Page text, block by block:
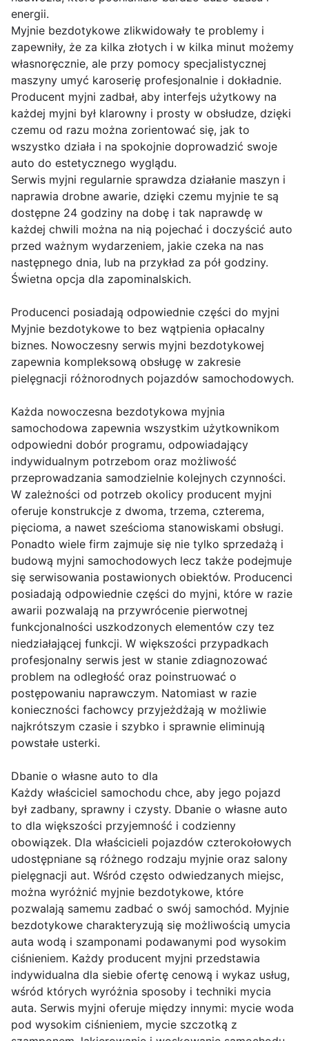
energii.
Myjnie bezdotykowe zlikwidowały te problemy i
zapewniły, że za kilka złotych i w kilka minut możemy
własnoręcznie, ale przy pomocy specjalistycznej
maszyny umyć karoserię profesjonalnie i dokładnie.
Producent myjni zadbał, aby interfejs użytkowy na
każdej myjni był klarowny i prosty w obsłudze, dzięki
czemu od razu można zorientować się, jak to
wszystko działa i na spokojnie doprowadzić swoje
auto do estetycznego wyglądu.
Serwis myjni regularnie sprawdza działanie maszyn i
naprawia drobne awarie, dzięki czemu myjnie te są
dostępne 24 godziny na dobę i tak naprawdę w
każdej chwili można na nią pojechać i doczyścić auto
przed ważnym wydarzeniem, jakie czeka na nas
następnego dnia, lub na przykład za pół godziny.
Świetna opcja dla zapominalskich.
Producenci posiadają odpowiednie części do myjni
Myjnie bezdotykowe to bez wątpienia opłacalny
biznes. Nowoczesny serwis myjni bezdotykowej
zapewnia kompleksową obsługę w zakresie
pielęgnacji różnorodnych pojazdów samochodowych.
Każda nowoczesna bezdotykowa myjnia
samochodowa zapewnia wszystkim użytkownikom
odpowiedni dobór programu, odpowiadający
indywidualnym potrzebom oraz możliwość
przeprowadzania samodzielnie kolejnych czynności.
W zależności od potrzeb okolicy producent myjni
oferuje konstrukcje z dwoma, trzema, czterema,
pięcioma, a nawet sześcioma stanowiskami obsługi.
Ponadto wiele firm zajmuje się nie tylko sprzedażą i
budową myjni samochodowych lecz także podejmuje
się serwisowania postawionych obiektów. Producenci
posiadają odpowiednie części do myjni, które w razie
awarii pozwalają na przywrócenie pierwotnej
funkcjonalności uszkodzonych elementów czy tez
niedziałającej funkcji. W większości przypadkach
profesjonalny serwis jest w stanie zdiagnozować
problem na odległość oraz poinstruować o
postępowaniu naprawczym. Natomiast w razie
konieczności fachowcy przyjeżdżają w możliwie
najkrótszym czasie i szybko i sprawnie eliminują
powstałe usterki.
Dbanie o własne auto to dla
Każdy właściciel samochodu chce, aby jego pojazd
był zadbany, sprawny i czysty. Dbanie o własne auto
to dla większości przyjemność i codzienny
obowiązek. Dla właścicieli pojazdów czterokołowych
udostępniane są różnego rodzaju myjnie oraz salony
pielęgnacji aut. Wśród często odwiedzanych miejsc,
można wyróżnić myjnie bezdotykowe, które
pozwalają samemu zadbać o swój samochód. Myjnie
bezdotykowe charakteryzują się możliwością umycia
auta wodą i szamponami podawanymi pod wysokim
ciśnieniem. Każdy producent myjni przedstawia
indywidualna dla siebie ofertę cenową i wykaz usług,
wśród których wyróżnia sposoby i techniki mycia
auta. Serwis myjni oferuje między innymi: mycie woda
pod wysokim ciśnieniem, mycie szczotką z